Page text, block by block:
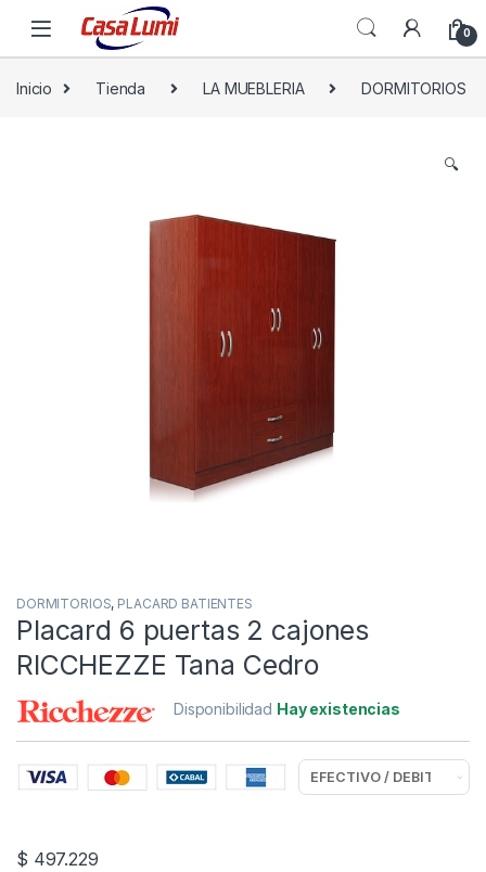
0
Inicio Tienda LA MUEBLERIA DORMITORIOS
🔍
DORMITORIOS, PLACARD BATIENTES
Placard 6 puertas 2 cajones
RICCHEZZE Tana Cedro
Disponibilidad Hay existencias
$ 497.229